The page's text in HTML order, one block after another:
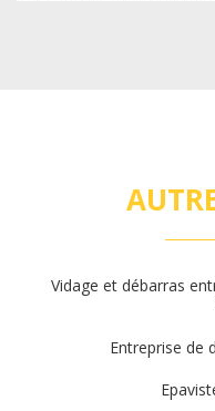
Vidage et débarras
Entreprise de